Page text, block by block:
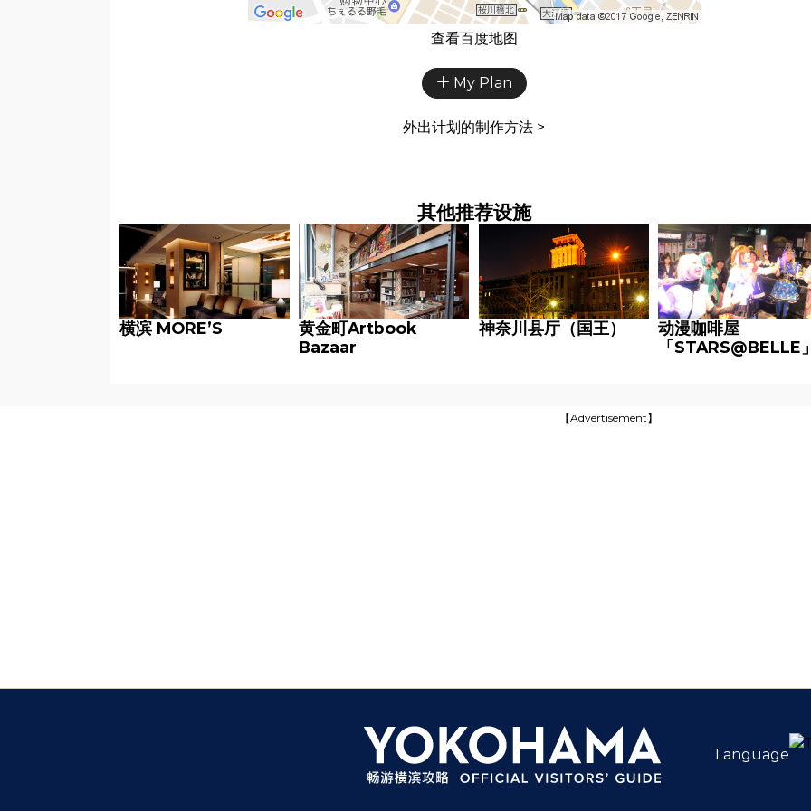
查看百度地图
My Plan
外出计划的制作方法 >
其他推荐设施
横滨 MORE’S
黄金町Artbook
Bazaar
神奈川县厅（国王）
动漫咖啡屋
「STARS@BELLE
【Advertisement】
Language